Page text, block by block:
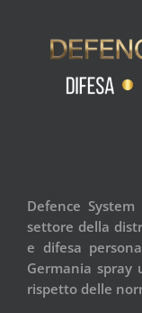
Defence
settore della
e difesa
Germania spray
rispetto delle